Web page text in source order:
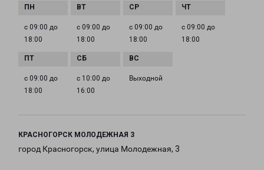
с 09:00 до
18:00
с 09:00 до
18:00
с 09:00 до
18:00
с 09:00 до
18:00
с 09:00 до
18:00
с 10:00 до
16:00
Выходной
КРАСНОГОРСК МОЛОДЕЖНАЯ 3
город Красногорск, улица Молодежная, 3